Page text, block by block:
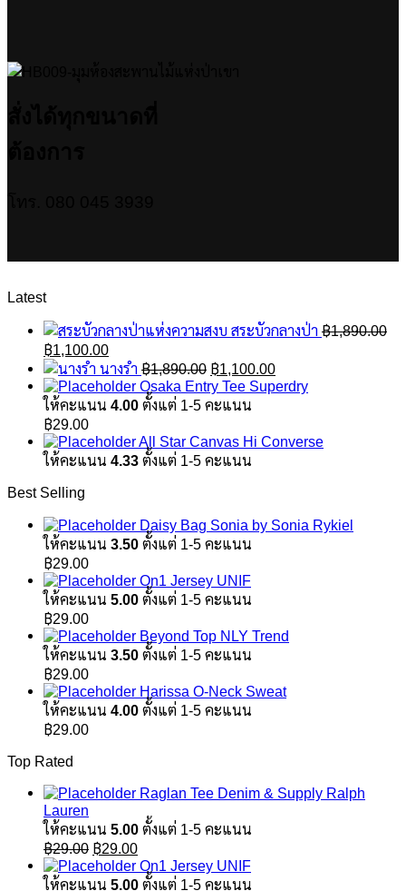
Latest
สระบัวกลางป่า ฿1,890.00
Original
price
was:
฿1,890.00.
฿1,100.00Current
price
is:
฿1,100.00.
นางรำ ฿1,890.00 Original
price
was:
฿1,100.00Current
price
Osaka Entry Tee Superdry
ให้คะแนน 4.00 ตั้งแต่ 1-5 คะแนน
฿29.00
All Star Canvas Hi Converse
ให้คะแนน 4.33 ตั้งแต่ 1-5 คะแนน
Best Selling
Daisy Bag Sonia by Sonia Rykiel
ให้คะแนน 3.50 ตั้งแต่ 1-5 คะแนน
฿29.00
On1 Jersey UNIF
ให้คะแนน 5.00 ตั้งแต่ 1-5 คะแนน
฿29.00
Beyond Top NLY Trend
ให้คะแนน 3.50 ตั้งแต่ 1-5 คะแนน
฿29.00
Harissa O-Neck Sweat
ให้คะแนน 4.00 ตั้งแต่ 1-5 คะแนน
฿29.00
Top Rated
Raglan Tee Denim & Supply Ralph
Lauren
ให้คะแนน 5.00 ตั้งแต่ 1-5 คะแนน
฿29.00 Original
price
was:
฿29.00Current
price
is:
On1 Jersey UNIF
ให้คะแนน 5.00 ตั้งแต่ 1-5 คะแนน